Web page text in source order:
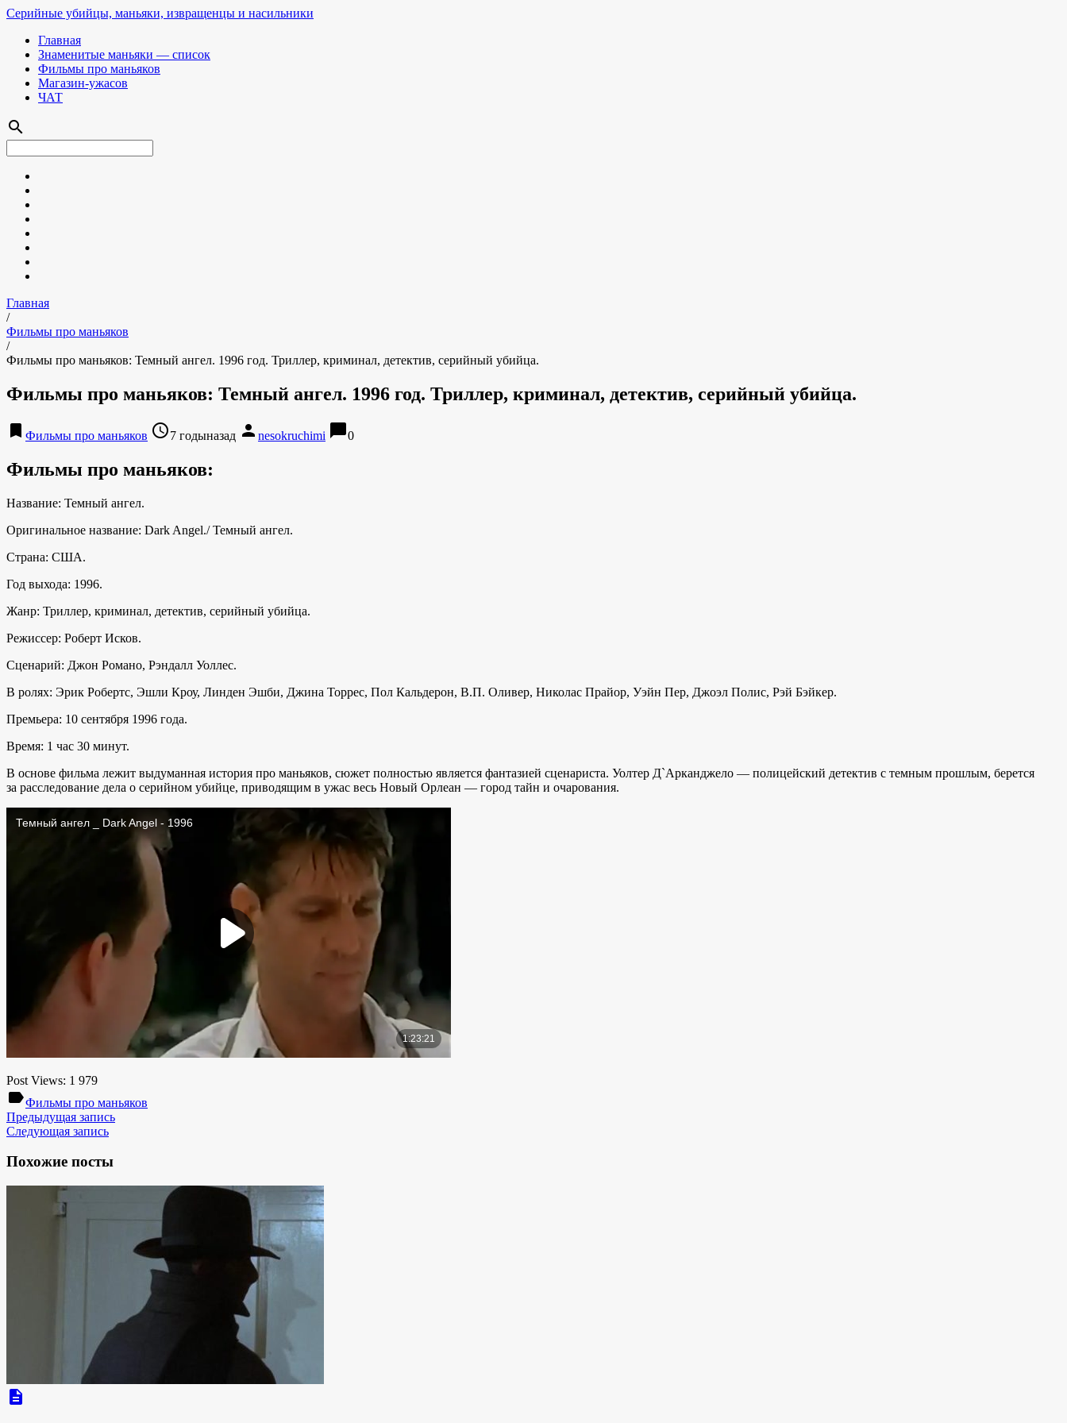
Серийные убийцы, маньяки, извращенцы и насильники
Главная
Знаменитые маньяки — список
Фильмы про маньяков
Магазин-ужасов
ЧАТ
search
Главная
/
Фильмы про маньяков
/
Фильмы про маньяков: Темный ангел. 1996 год. Триллер, криминал, детектив, серийный убийца.
Фильмы про маньяков: Темный ангел. 1996 год. Триллер, криминал, детектив, серийный убийца.
bookmark Фильмы про маньяков access_time7 годыназад person nesokruchimi chat_bubble0
Фильмы про маньяков:
Название: Темный ангел.
Оригинальное название: Dark Angel./ Темный ангел.
Страна: США.
Год выхода: 1996.
Жанр: Триллер, криминал, детектив, серийный убийца.
Режиссер: Роберт Исков.
Сценарий: Джон Романо, Рэндалл Уоллес.
В ролях: Эрик Робертс, Эшли Кроу, Линден Эшби, Джина Торрес, Пол Кальдерон, В.П. Оливер, Николас Прайор, Уэйн Пер, Джоэл Полис, Рэй Бэйкер.
Премьера: 10 сентября 1996 года.
Время: 1 час 30 минут.
В основе фильма лежит выдуманная история про маньяков, сюжет полностью является фантазией сценариста. Уолтер Д`Арканджело — полицейский детектив с темным прошлым, берется
за расследование дела о серийном убийце, приводящим в ужас весь Новый Орлеан — город тайн и очарования.
Post Views: 1 979
labelФильмы про маньяков
Предыдущая запись
Следующая запись
Похожие посты
description